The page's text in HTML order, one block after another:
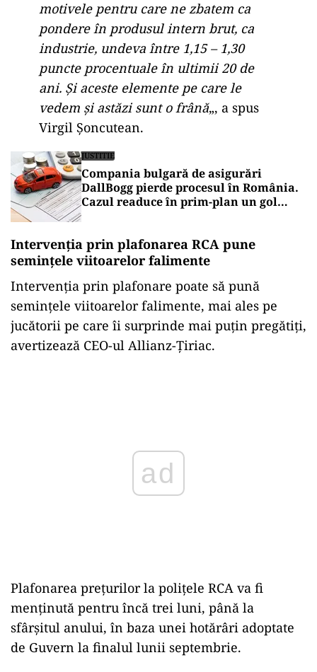
motivele pentru care ne zbatem ca
pondere în produsul intern brut, ca
industrie, undeva între 1,15 – 1,30
puncte procentuale în ultimii 20 de
ani. Şi aceste elemente pe care le
vedem şi astăzi sunt o frână„, a spus
Virgil Şoncutean.
JUSTITIE
Compania bulgară de asigurări
DallBogg pierde procesul în România.
Cazul readuce în prim-plan un gol
Intervenţia prin plafonarea RCA pune
seminţele viitoarelor falimente
Intervenţia prin plafonare poate să pună
seminţele viitoarelor falimente, mai ales pe
jucătorii pe care îi surprinde mai puţin pregătiţi,
avertizează CEO-ul Allianz-Ţiriac.
Plafonarea preţurilor la poliţele RCA va fi
menţinută pentru încă trei luni, până la
sfârşitul anului, în baza unei hotărâri adoptate
de Guvern la finalul lunii septembrie.